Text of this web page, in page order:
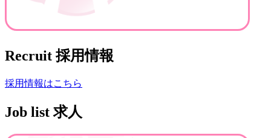
Recruit 採用情報
採用情報はこちら
Job list求人